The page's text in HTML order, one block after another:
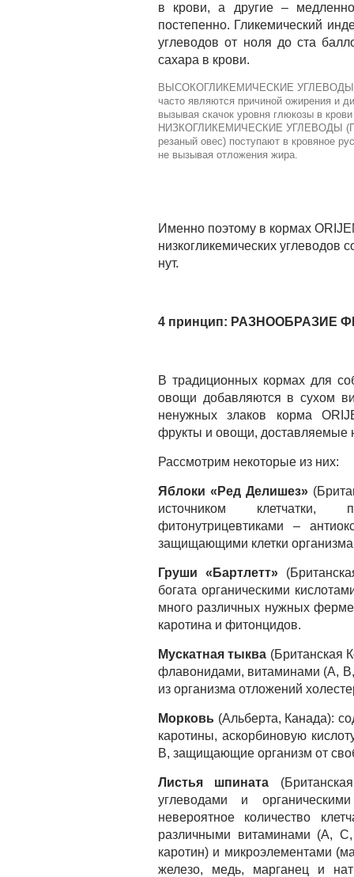
в крови, а другие –
постепенно. Гликемический
углеводов от ноля до ста
сахара в крови.
ВЫСОКОГЛИКЕМИЧЕСКИЕ УГЛЕВОДЫ
часто являются причиной ожирения и
вызывая скачок уровня глюкозы в
НИЗКОГЛИКЕМИЧЕСКИЕ УГЛЕВОДЫ (ГИ
резаный овес) поступают в кровяное
не вызывая отложения жира.
Именно поэтому в кормах
низкогликемических углеводов
нут.
4 принцип: РАЗНООБРАЗИЕ
В традиционных кормах для
овощи добавляются в сухом
ненужных злаков корма
фрукты и овощи,
Рассмотрим некоторые из них:
Яблоки «Ред Делишез»
источником клетчатки,
фитонутрицевтиками –
защищающими клетки
Груши «Бартлетт»
богата органическими
много различных нужных
каротина и фитонцидов.
Мускатная тыква (Британская
флавонидами, витаминами (А,
из организма отложений
Морковь (Альберта, Канада):
каротины, аскорбиновую
В, защищающие организм от
Листья шпината
углеводами и
невероятное количество
различными витаминами (А,
каротин) и микроэлементами
железо, медь, марганец и